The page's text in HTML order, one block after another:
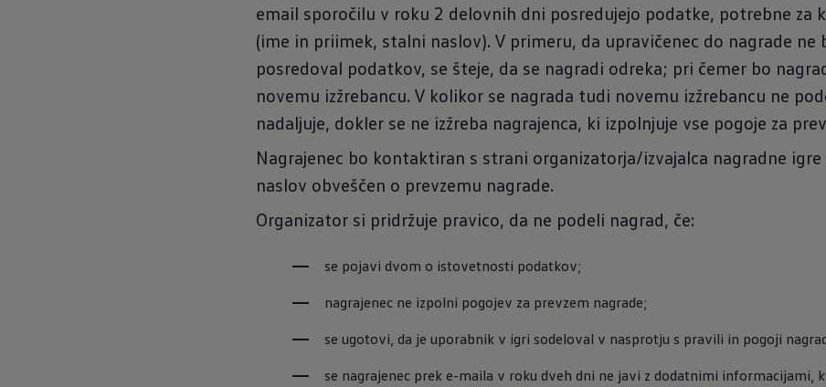
email sporočilu v roku 2 delovnih dni posredujejo podatke, potrebne za
(ime in priimek, stalni naslov). V primeru, da upravičenec do nagrade ne
posredoval podatkov, se šteje, da se nagradi odreka; pri čemer bo
novemu izžrebancu. V kolikor se nagrada tudi novemu izžrebancu ne
nadaljuje, dokler se ne izžreba nagrajenca, ki izpolnjuje vse pogoje za
Nagrajenec bo kontaktiran s strani organizatorja/izvajalca nagradne
naslov obveščen o prevzemu nagrade.
Organizator si pridržuje pravico, da ne podeli nagrad, če:
se pojavi dvom o istovetnosti podatkov;
nagrajenec ne izpolni pogojev za prevzem nagrade;
se ugotovi, da je uporabnik v igri sodeloval v nasprotju s pravili in pogoji
se nagrajenec prek e-maila v roku dveh dni ne javi z dodatnimi informacijami,